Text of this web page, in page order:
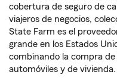
cobertura de seguro de
viajeros de negocios,
State Farm es el
grande en los Estados
combinando la compra de
automóviles y de vivienda.